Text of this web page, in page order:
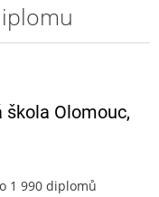
škola Olomouc,
1 990 diplomů